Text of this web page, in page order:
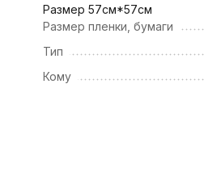
Размер 57см*57см
Размер пленки, бумаги
Тип
Кому